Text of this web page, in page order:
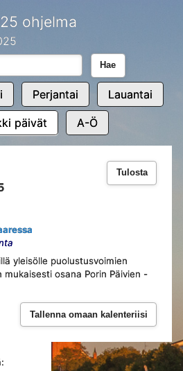
ohjelma
Hae
Perjantai Lauantai
päivät A-Ö
Tulosta
yleisölle puolustusvoimien
osana Porin Päivien -
Tallenna omaan kalenteriisi